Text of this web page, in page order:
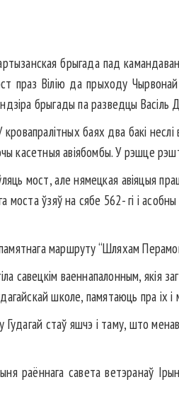
брыгада пад
праз Вілію да прыходу
брыгады па разведцы
баях два бакі
касетныя авіябомбы. У рэшце
мост, але нямецкая авіяцыя
моста ўзяў на сябе 562- гі і
маршруту “Шляхам
савецкім ваеннапалонным, якія
школе, памятаюць пра іх
стаў яшчэ і таму, што
раённага савета ветэранаў